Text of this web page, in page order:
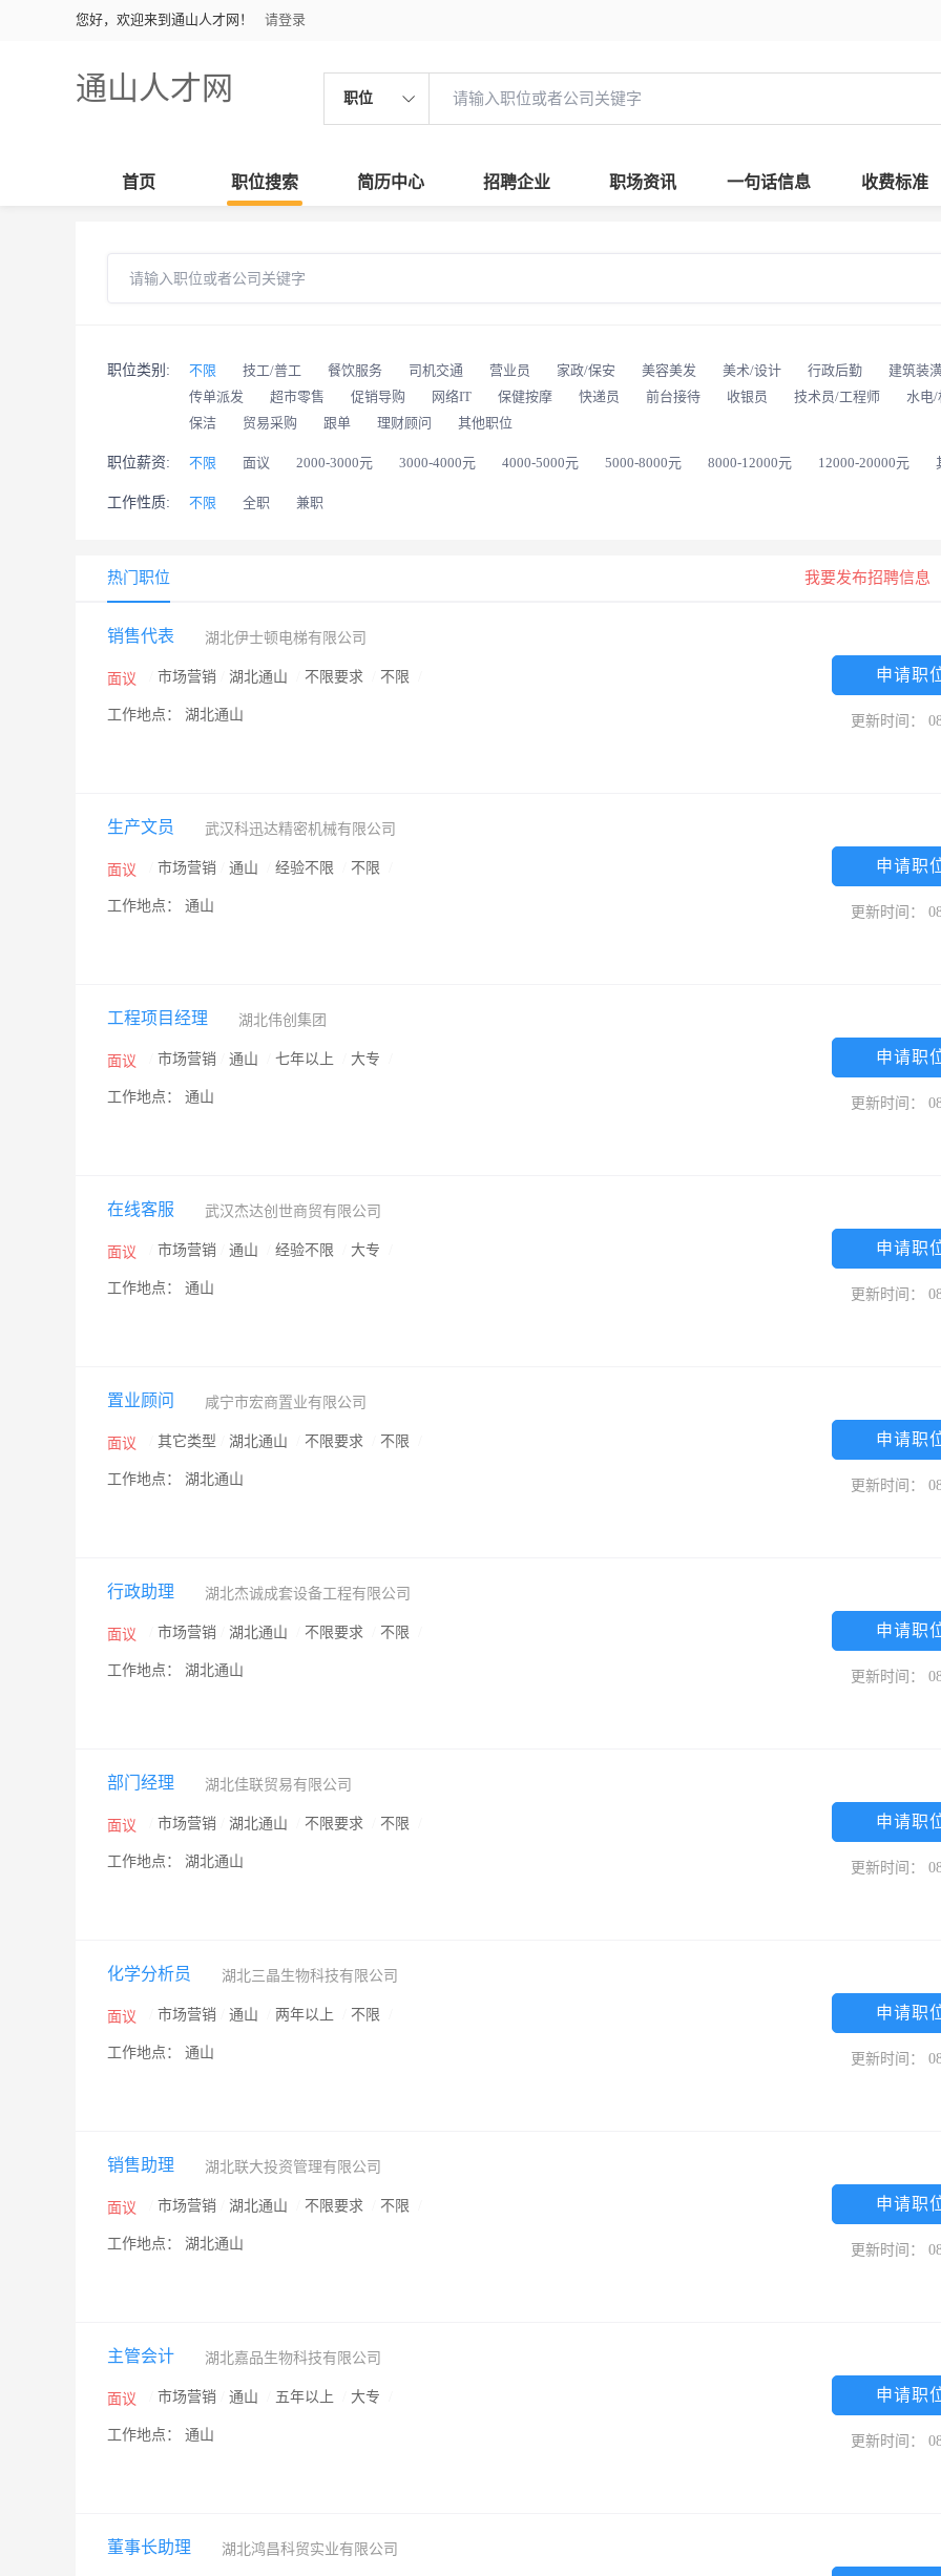
您好，欢迎来到通山人才网！ 请登录
通山人才网 职位
首页 职位搜索 简历中心 招聘企业 职场资讯 一句话信息 收费标准
职位类别: 不限 技工/普工 餐饮服务 司机交通 营业员 家政/保安 美容美发 美术/设计 行政后勤 建筑装
传单派发
超市零售 促销导购 网络IT 保健按摩 快递员 前台接待 收银员 技术员/工程师 水电/
保洁
贸易采购 跟单 理财顾问 其他职位
职位薪资: 不限 面议 2000-3000元 3000-4000元 4000-5000元 5000-8000元 8000-12000元 12000-20000元
工作性质: 不限 全职 兼职
热门职位 我要发布招聘信息
销售代表 湖北伊士顿电梯有限公司
面议 市场营销 湖北通山 不限要求 不限
工作地点： 湖北通山
申请职
更新时间：
生产文员 武汉科迅达精密机械有限公司
面议 市场营销 通山 经验不限 不限
工作地点： 通山
申请职
更新时间：
工程项目经理 湖北伟创集团
面议 市场营销 通山 七年以上 大专
工作地点： 通山
申请职
更新时间：
在线客服 武汉杰达创世商贸有限公司
面议 市场营销 通山 经验不限 大专
工作地点： 通山
申请职
更新时间：
置业顾问 咸宁市宏商置业有限公司
面议 其它类型 湖北通山 不限要求 不限
工作地点： 湖北通山
申请职
更新时间：
行政助理 湖北杰诚成套设备工程有限公司
面议 市场营销 湖北通山 不限要求 不限
工作地点： 湖北通山
申请职
更新时间：
部门经理 湖北佳联贸易有限公司
面议 市场营销 湖北通山 不限要求 不限
工作地点： 湖北通山
申请职
更新时间：
化学分析员 湖北三晶生物科技有限公司
面议 市场营销 通山 两年以上 不限
工作地点： 通山
申请职
更新时间：
销售助理 湖北联大投资管理有限公司
面议 市场营销 湖北通山 不限要求 不限
工作地点： 湖北通山
申请职
更新时间：
主管会计 湖北嘉品生物科技有限公司
面议 市场营销 通山 五年以上 大专
工作地点： 通山
申请职
更新时间：
董事长助理 湖北鸿昌科贸实业有限公司